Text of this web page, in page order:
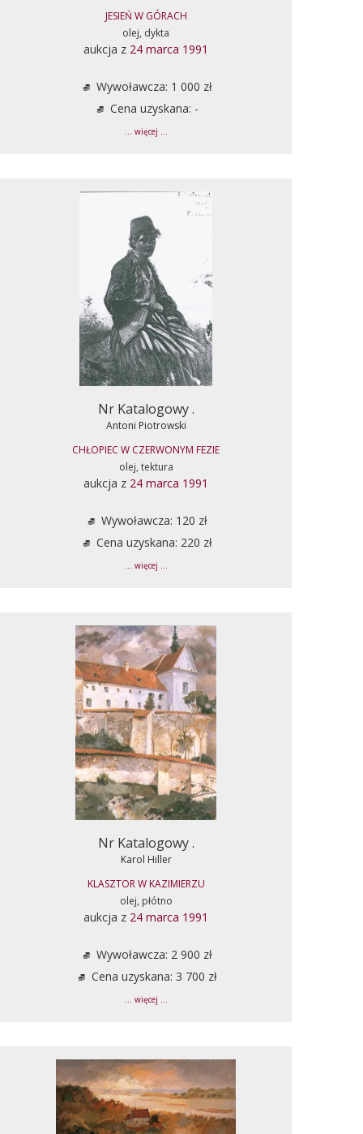
JESIEŃ W GÓRACH
olej, dykta
aukcja z 24 marca 1991
Wywoławcza: 1 000 zł
Cena uzyskana: -
... więcej ...
Nr Katalogowy .
Antoni Piotrowski
CHŁOPIEC W CZERWONYM FEZIE
olej, tektura
aukcja z 24 marca 1991
Wywoławcza: 120 zł
Cena uzyskana: 220 zł
... więcej ...
Nr Katalogowy .
Karol Hiller
KLASZTOR W KAZIMIERZU
olej, płótno
aukcja z 24 marca 1991
Wywoławcza: 2 900 zł
Cena uzyskana: 3 700 zł
... więcej ...